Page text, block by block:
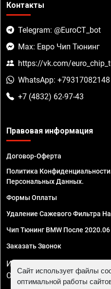
Контакты
Telegram: @EuroCT_bot
Max: Евро Чип Тюнинг
https://vk.com/
WhatsApp: +79317082148
+7 (4832) 62-97-43
Правовая информация
Договор-Оферта
Политика
Персональных Данных.
Формы Оплаты
Удаление Сажевого Фильтра
Чип Тюнинг BMW После 2020.06
Заказать Звонок
ИП Смирнов Георгий
ОГРНИП 324470400032610
Сайт использует файлы
оптимальной работы